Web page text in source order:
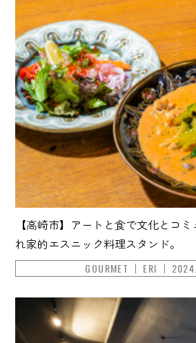
【高崎市】アートと食で文化とコ
れ家的エスニック料理スタンド。
GOURMET ERI